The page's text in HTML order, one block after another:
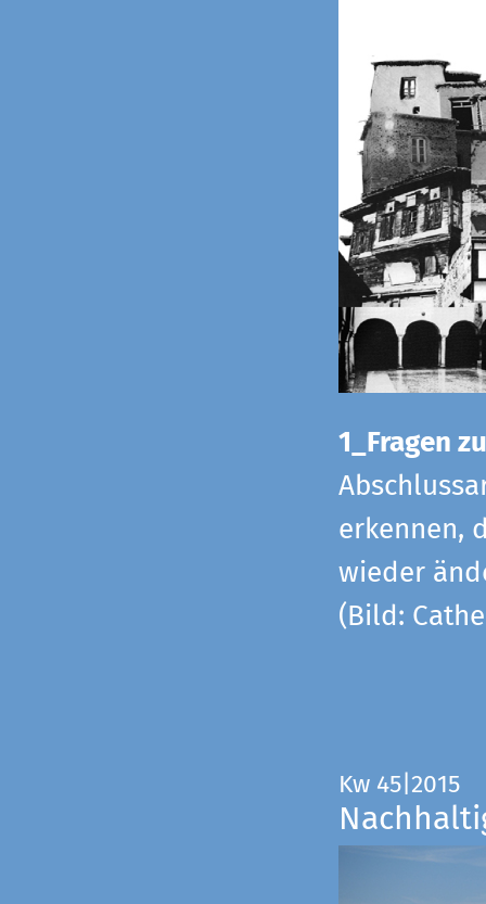
1_Fragen
erkennen,
wieder
(Bild:
Kw 45|2015